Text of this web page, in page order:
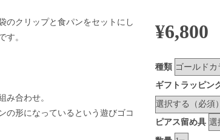
のクリップと食パンをセットにし
す。
み合わせ。
の形になっているという遊びゴコ
¥6,800
種類
ギフトラッピン
ピアス留め具